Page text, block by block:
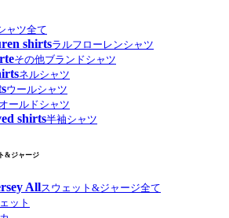
ャツ全て
shirtsラルフローレンシャツ
その他ブランドシャツ
ネルシャツ
ウールシャツ
オールドシャツ
shirts半袖シャツ
&ジャージ
Allスウェット&ジャージ全て
ット